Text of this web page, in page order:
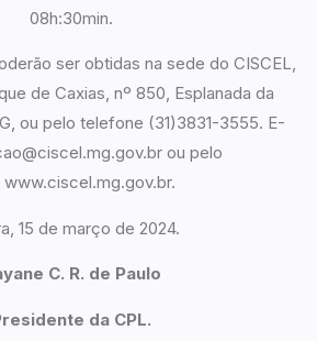
08h:30min.
ser obtidas na sede do CISCEL,
de Caxias, nº 850, Esplanada da
ou pelo telefone (31)3831-3555. E-
ou pelo
www.ciscel.mg.gov.br.
15 de março de 2024.
C. R. de Paulo
da CPL.